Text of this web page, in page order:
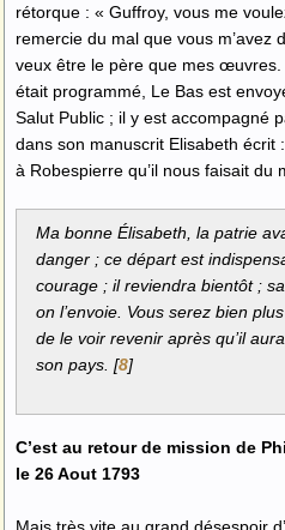
rétorque : « Guffroy, vous me
remercie du mal que vous m’avez
veux être le père que mes
était programmé, Le Bas est
Salut Public ; il y est accompagné
dans son manuscrit Elisabeth écrit
à Robespierre qu’il nous faisait du
Ma bonne Élisabeth, la patrie
danger ; ce départ est
courage ; il reviendra bientôt ;
on l’envoie. Vous serez bien
de le voir revenir après qu’il
son pays. [8]
C’est au retour de mission de
le 26 Aout 1793
Mais très vite au grand désespoir